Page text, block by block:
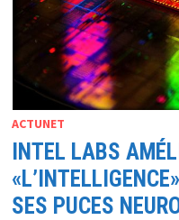
ACTUNET
INTEL LABS
SES PUCES